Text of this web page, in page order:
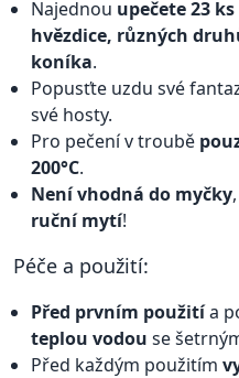
Najednou upečete 23
hvězdice, různých
koníka.
Popusťte uzdu své
své hosty.
Pro pečení v troubě
200°C.
Není vhodná do myčky
ruční mytí!
Péče a použití:
Před prvním použitía
teplou vodou se
Před každým použitím